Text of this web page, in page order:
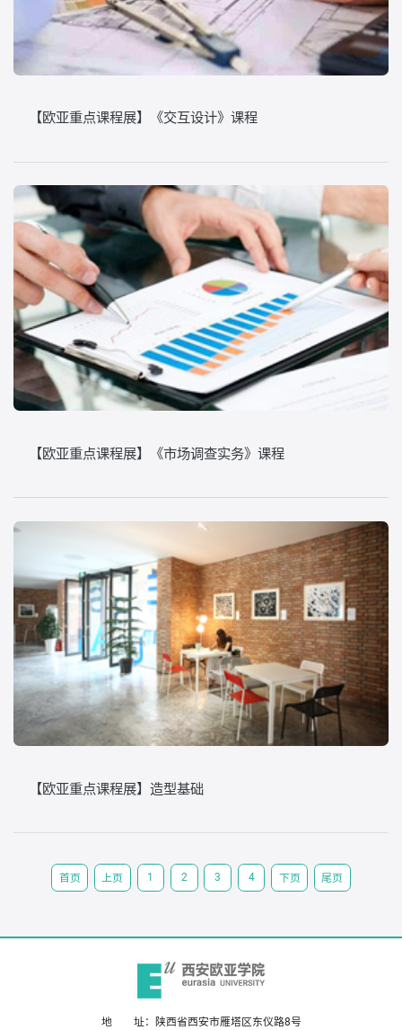
【欧亚重点课程展】《交互设计》课程
【欧亚重点课程展】《市场调查实务》课程
【欧亚重点课程展】造型基础
首页 上页 1 2 3 4 下页 尾页
地 址：陕西省西安市雁塔区东仪路8号